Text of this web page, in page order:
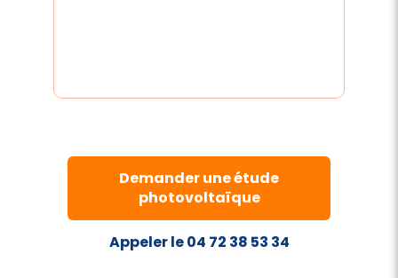
Demander une étude
photovoltaïque
Appeler le 04 72 38 53 34